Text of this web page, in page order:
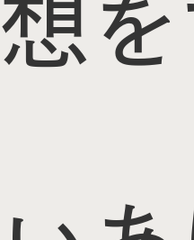
想を